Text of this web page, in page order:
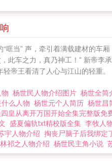
“哐当” 声，牵引着满载建材的
此车之力，真乃神工！” 新帝
帝王看清了人心与江山的轻重
杨世民人物介绍图片 杨世全简
么人物 杨世元个人简历 杨世昌
皇从离开万国开始全集完整版免
盛夏偏轨txt精校版全集 李牧人
宇人物介绍 掏丧尸脑子后我绑定
祁之人物介绍 杨世民主角小说